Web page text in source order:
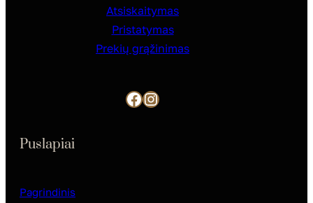
Atsiskaitymas
Pristatymas
Prekių grąžinimas
Facebook Instagram
Puslapiai
Pagrindinis